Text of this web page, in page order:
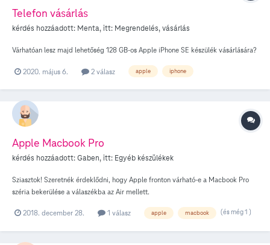
fellelhető: - egyik eszköz sem válaszol - csak home assistant válaszol - csak
AQARA válaszol - minden működik Amit észrevettem, hogy ha Home
mentés után pár percig, viszont utána mintha elfelejtené vagy össze akadna
hova mit kell küldeni (a háztartásban 4 Apple eszköz van ami között mintha
elvesze a csomag)
Telefon vásárlás
kérdés hozzáadott: Menta, itt: Megrendelés, vásárlás
Várhatóan lesz majd lehetőség 128 GB-os Apple iPhone SE készülék vásárlására?
2020. május 6. 2 válasz apple iphone
Apple Macbook Pro
kérdés hozzáadott:Gaben, itt: Egyéb készülékek
Sziasztok! Szeretnék érdeklődni, hogy Apple fronton várható-e a Macbook Pro
széria bekerülése a válaszékba az Air mellett.
2018. december 28. 1 válasz apple macbook (és még 1 )